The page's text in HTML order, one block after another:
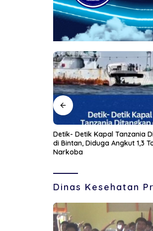
Diduga Frustasi Terhadap
Ekonomi dan Perceraian,
di Tanjungpinang Banting
Dinas Kesehatan